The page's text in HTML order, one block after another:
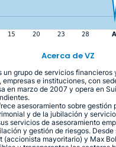
Acerca de VZ
un grupo de servicios
empresas e instituciones, con
en marzo de 2007 y opera en
asesoramiento sobre gestión
y de la jubilación y
servicios de asesoramiento
y gestión de riesgos.
(accionista mayoritario) y Max